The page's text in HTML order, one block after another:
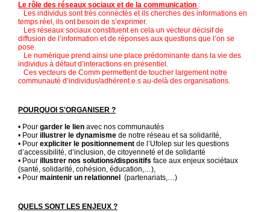
Le rôle des réseaux sociaux et de la communication :
Les individus sont très connectés et ils cherches des informations en
temps réel, ils ont besoin de s’exprimer.
Les réseaux sociaux constituent en cela un vecteur décisif de
diffusion de l’information et de réponses aux questions que l’on se
pose.
Le numérique prend ainsi une place prédominante dans la vie des
individus à défaut d’interactions en présentiel.
Ces vecteurs de Comm permettent de toucher largement notre
communauté d’individus/adhérent.e.s au-delà des organisations.
POURQUOI S'ORGANISER ?
• Pour garder le lien avec nos communautés
• Pour illustrer le dynamisme de notre réseau et sa solidarité,
• Pour expliciter le positionnement de l’Ufolep sur les questions
d’accessibilité, d’inclusion, de citoyenneté et de solidarité
• Pour illustrer nos solutions/dispositifs face aux enjeux sociétaux
(santé, solidarité, cohésion, éducation,…),
• Pour maintenir un relationnel (partenariats,…)
QUELS SONT LES ENJEUX ?